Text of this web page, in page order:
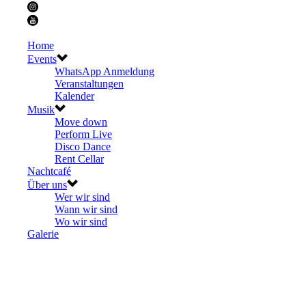
Home
Events
WhatsApp Anmeldung
Veranstaltungen
Kalender
Musik
Move down
Perform Live
Disco Dance
Rent Cellar
Nachtcafé
Über uns
Wer wir sind
Wann wir sind
Wo wir sind
Galerie